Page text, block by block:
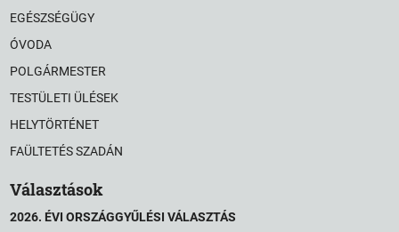
EGÉSZSÉGÜGY
ÓVODA
POLGÁRMESTER
TESTÜLETI ÜLÉSEK
HELYTÖRTÉNET
FAÜLTETÉS SZADÁN
Választások
2026. ÉVI ORSZÁGGYŰLÉSI VÁLASZTÁS